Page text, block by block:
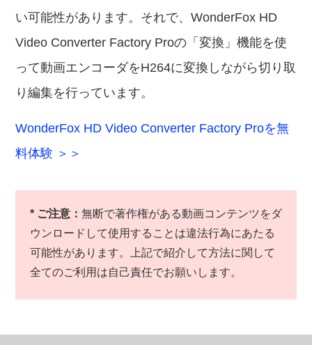
い可能性があります。それで、WonderFox HD
Video Converter Factory Proの「変換」機能を使
って動画エンコーダをH264に変換しながら切り取
り編集を行っています。
WonderFox HD Video Converter Factory Proを無
料体験 ＞＞
* ご注意： 無断で著作権がある動画コンテンツをダ
ウンロードして使用することは違法行為にあたる
可能性があります。上記で紹介して方法に関して
全てのご利用は自己責任でお願いします。